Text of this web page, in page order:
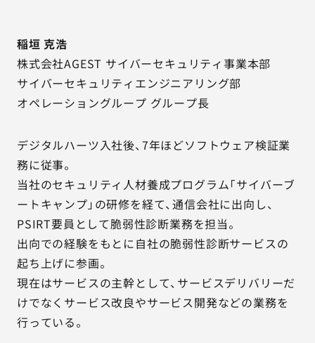
稲垣 克浩
株式会社AGEST サイバーセキュリティ事業本部
サイバーセキュリティエンジニアリング部
オペレーショングループ グループ長
デジタルハーツ入社後、7年ほどソフトウェア検証業
務に従事。
当社のセキュリティ人材養成プログラム「サイバーブ
ートキャンプ」の研修を経て、通信会社に出向し、
PSIRT要員として脆弱性診断業務を担当。
出向での経験をもとに自社の脆弱性診断サービスの
起ち上げに参画。
現在はサービスの主幹として、サービスデリバリーだ
けでなくサービス改良やサービス開発などの業務を
行っている。